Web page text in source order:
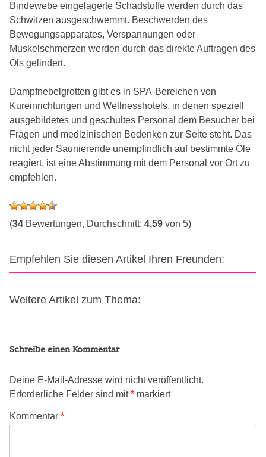
Bindewebe eingelagerte Schadstoffe werden durch das
Schwitzen ausgeschwemmt. Beschwerden des
Bewegungsapparates, Verspannungen oder
Muskelschmerzen werden durch das direkte Auftragen des
Öls gelindert.
Dampfnebelgrotten gibt es in SPA-Bereichen von
Kureinrichtungen und Wellnesshotels, in denen speziell
ausgebildetes und geschultes Personal dem Besucher bei
Fragen und medizinischen Bedenken zur Seite steht. Das
nicht jeder Saunierende unempfindlich auf bestimmte Öle
reagiert, ist eine Abstimmung mit dem Personal vor Ort zu
empfehlen.
(34 Bewertungen, Durchschnitt: 4,59 von 5)
Empfehlen Sie diesen Artikel Ihren Freunden:
Weitere Artikel zum Thema:
Schreibe einen Kommentar
Deine E-Mail-Adresse wird nicht veröffentlicht.
Erforderliche Felder sind mit* markiert
Kommentar *